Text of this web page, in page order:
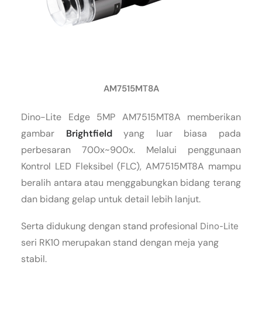
AM7515MT8A
Dino-Lite Edge 5MP AM7515MT8A memberikan
gambar Brightfieldyang luar biasa pada
perbesaran 700x~900x. Melalui penggunaan
Kontrol LED Fleksibel (FLC), AM7515MT8A mampu
beralih antara atau menggabungkan bidang terang
dan bidang gelap untuk detail lebih lanjut.
Serta didukung dengan stand profesional Dino-Lite
seri RK10 merupakan stand dengan meja yang
stabil.